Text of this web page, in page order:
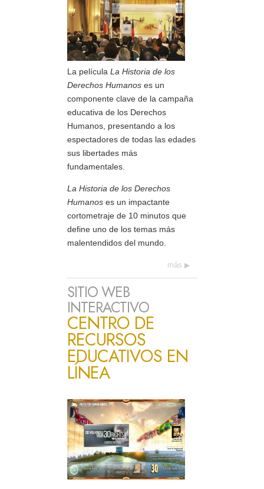
La película La Historia de los
Derechos Humanos es un
componente clave de la campaña
educativa de los Derechos
Humanos, presentando a los
espectadores de todas las edades
sus libertades más
fundamentales.
La Historia de los Derechos
Humanos es un impactante
cortometraje de 10 minutos que
define uno de los temas más
malentendidos del mundo.
más
SITIO WEB
INTERACTIVO
CENTRO DE
RECURSOS
EDUCATIVOS EN
LÍNEA